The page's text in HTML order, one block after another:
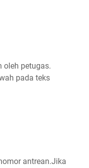
oleh petugas.
pada teks
antrean.Jika